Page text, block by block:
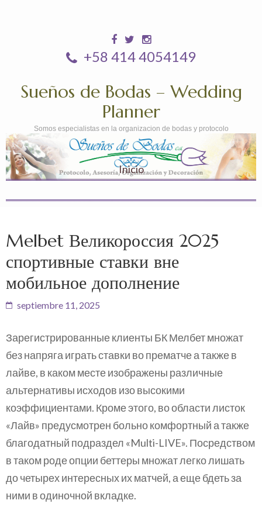
+58 414 4054149
Sueños de Bodas – Wedding
Planner
Somos especialistas en la organizacion de bodas y protocolo
Inicio
Melbet Великороссия 2025
спортивные ставки вне
мобильное дополнение
septiembre 11, 2025
Зарегистрированные клиенты БК Мелбет множат
без напряга играть ставки во прематче а также в
лайве, в каком месте изображены различные
альтернативы исходов изо высокими
коэффициентами. Кроме этого, во области листок
«Лайв» предусмотрен больно комфортный а также
благодатный подраздел «Multi-LIVE». Посредством
в таком роде опции беттеры множат легко лишать
до четырех интересных их матчей, а еще бдеть за
ними в одиночной вкладке.